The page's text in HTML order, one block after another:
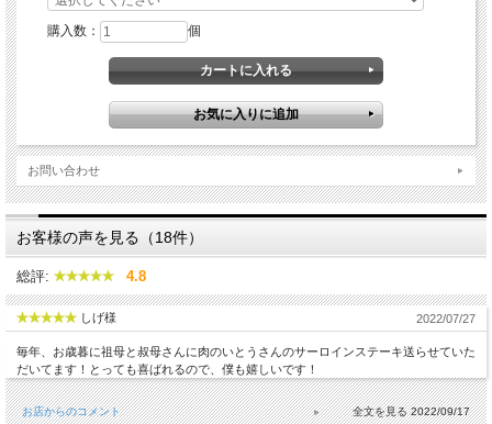
購入数： 個
お問い合わせ
お客様の声を見る（18件）
総評: 4.8
しげ様 2022/07/27
毎年、お歳暮に祖母と叔母さんに肉のいとうさんのサーロインステーキ送らせていた
だいてます！とっても喜ばれるので、僕も嬉しいです！
お店からのコメント 2022/09/17